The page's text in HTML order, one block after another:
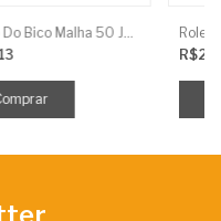
Filtro Do Bico Malha 50 Jacto